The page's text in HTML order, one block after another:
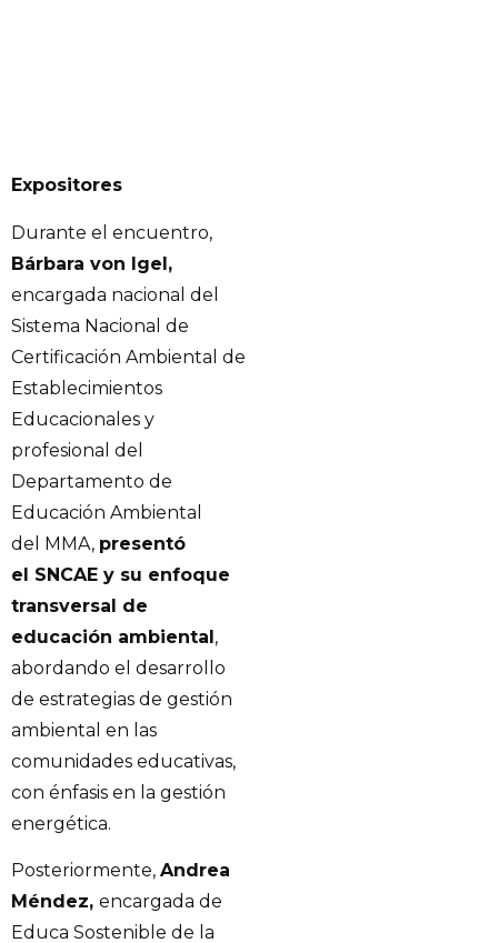
Expositores
Durante el encuentro,
Bárbara von Igel,
encargada nacional del
Sistema Nacional de
Certificación Ambiental de
Establecimientos
Educacionales y
profesional del
Departamento de
Educación Ambiental
del MMA, presentó
el SNCAE y su enfoque
transversal de
educación ambiental,
abordando el desarrollo
de estrategias de gestión
ambiental en las
comunidades educativas,
con énfasis en la gestión
energética.
Posteriormente, Andrea
Méndez, encargada de
Educa Sostenible de la